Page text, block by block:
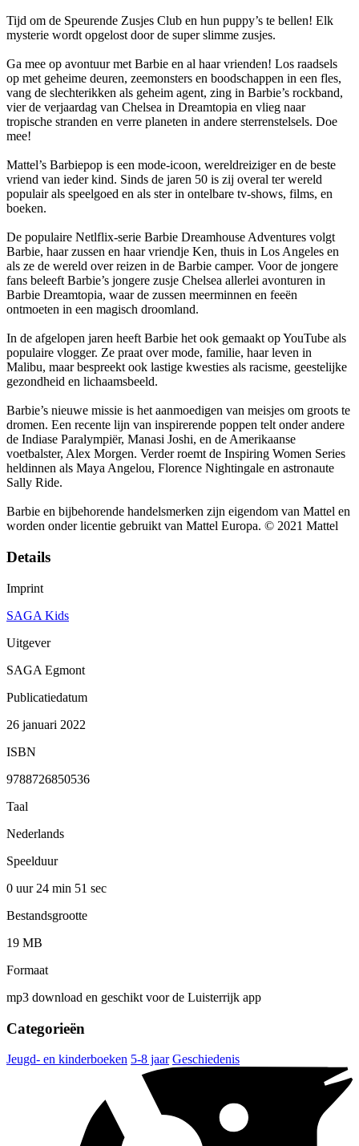
Tijd om de Speurende Zusjes Club en hun puppy’s te bellen! Elk
mysterie wordt opgelost door de super slimme zusjes.
Ga mee op avontuur met Barbie en al haar vrienden! Los raadsels
op met geheime deuren, zeemonsters en boodschappen in een fles,
vang de slechterikken als geheim agent, zing in Barbie’s rockband,
vier de verjaardag van Chelsea in Dreamtopia en vlieg naar
tropische stranden en verre planeten in andere sterrenstelsels. Doe
mee!
Mattel’s Barbiepop is een mode-icoon, wereldreiziger en de beste
vriend van ieder kind. Sinds de jaren 50 is zij overal ter wereld
populair als speelgoed en als ster in ontelbare tv-shows, films, en
boeken.
De populaire Netlflix-serie Barbie Dreamhouse Adventures volgt
Barbie, haar zussen en haar vriendje Ken, thuis in Los Angeles en
als ze de wereld over reizen in de Barbie camper. Voor de jongere
fans beleeft Barbie’s jongere zusje Chelsea allerlei avonturen in
Barbie Dreamtopia, waar de zussen meerminnen en feeën
ontmoeten in een magisch droomland.
In de afgelopen jaren heeft Barbie het ook gemaakt op YouTube als
populaire vlogger. Ze praat over mode, familie, haar leven in
Malibu, maar bespreekt ook lastige kwesties als racisme, geestelijke
gezondheid en lichaamsbeeld.
Barbie’s nieuwe missie is het aanmoedigen van meisjes om groots te
dromen. Een recente lijn van inspirerende poppen telt onder andere
de Indiase Paralympiër, Manasi Joshi, en de Amerikaanse
voetbalster, Alex Morgen. Verder roemt de Inspiring Women Series
heldinnen als Maya Angelou, Florence Nightingale en astronaute
Sally Ride.
Barbie en bijbehorende handelsmerken zijn eigendom van Mattel en
worden onder licentie gebruikt van Mattel Europa. © 2021 Mattel
Details
Imprint
SAGA Kids
Uitgever
SAGA Egmont
Publicatiedatum
26 januari 2022
ISBN
9788726850536
Taal
Nederlands
Speelduur
0 uur 24 min 51 sec
Bestandsgrootte
19 MB
Formaat
mp3 download en geschikt voor de Luisterrijk app
Categorieën
Jeugd- en kinderboeken 5-8 jaar Geschiedenis